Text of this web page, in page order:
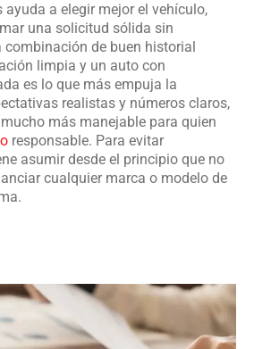
ayuda a elegir mejor el vehículo,
una solicitud sólida sin
combinación de buen historial
limpia y un auto con
es lo que más empuja la
realistas y números claros,
más manejable para quien
responsable. Para evitar
asumir desde el principio que no
cualquier marca o modelo de